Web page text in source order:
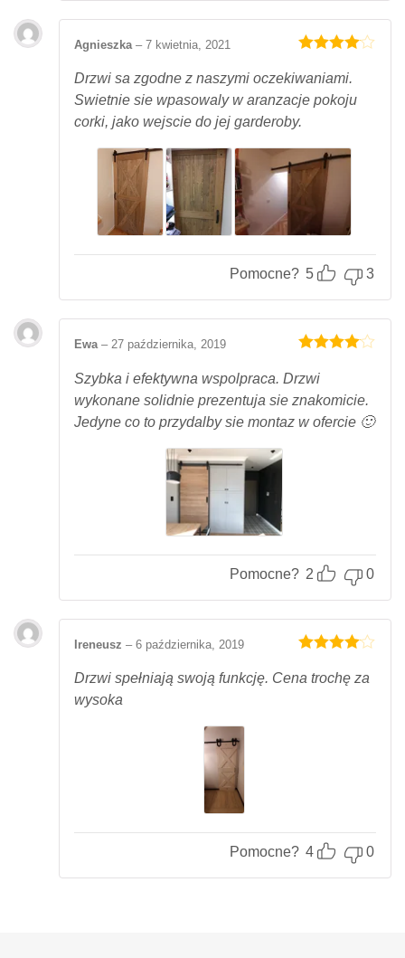
4na 5.
Agnieszka – 7 kwietnia, 2021
Drzwi sa zgodne z naszymi oczekiwaniami.
Swietnie sie wpasowaly w aranzacje pokoju
corki, jako wejscie do jej garderoby.
Pomocne? 5 3
4na 5.
Ewa – 27 października, 2019
Szybka i efektywna wspolpraca. Drzwi
wykonane solidnie prezentuja sie znakomicie.
Jedyne co to przydalby sie montaz w ofercie 🙂
Pomocne? 2 0
4na 5.
Ireneusz – 6 października, 2019
Drzwi spełniają swoją funkcję. Cena trochę za
wysoka
Pomocne? 4 0